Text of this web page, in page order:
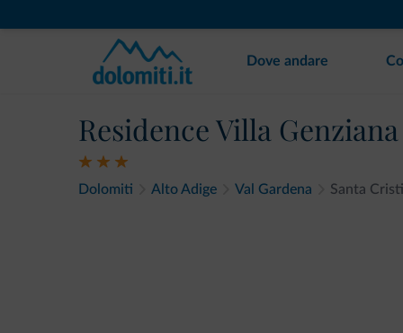
Dove andare
Residence Villa Genziana
Dolomiti Alto Adige Val Gardena Santa